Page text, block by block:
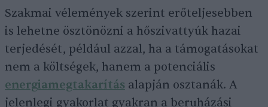
Szakmai vélemények szerint erőteljesebben
is lehetne ösztönözni a hőszivattyúk hazai
terjedését, például azzal, ha a támogatásokat
nem a költségek, hanem a potenciális
energiamegtakarítás alapján osztanák. A
jelenlegi gyakorlat gyakran a beruházási